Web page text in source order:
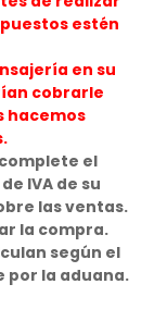
estén
en su
cobrarle
hacemos
el
IVA de su
las ventas.
la compra.
según el
por la aduana.